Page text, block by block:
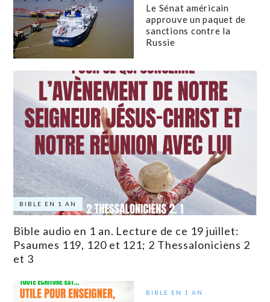
Le Sénat américain
approuve un paquet de
sanctions contre la
Russie
BIBLE EN 1 AN
Bible audio en 1 an. Lecture de ce 19 juillet:
Psaumes 119, 120 et 121; 2 Thessaloniciens 2
et 3
BIBLE EN 1 AN